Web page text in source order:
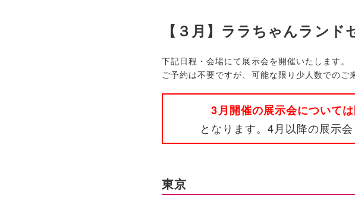
【３月】ララちゃんランド
下記日程・会場にて展示会を開催いたします。
ご予約は不要ですが、可能な限り少人数でのご
3月開催の展示会について
となります。4月以降の展示
東京